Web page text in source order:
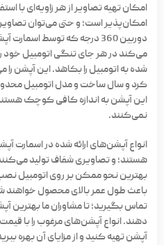
امکان‌پذیر است؛ و حتی می‌توان
دوربین 360 درجه که توسط
می‌کند در هر جای تنگی اتومبیل خود
شده به اتومبیل را بکاهد. این آپشن
کرد و سال ساخت و مدل اتومبیل
این آپشن به اندازه کافی کوچک
نمی‌کنند.
انواع آپشن‌های ارائه شده در اسمارت
هستند؛ و تصاویری شفاف تولید می‌کنند.
بهترین نحو ممکن بر روی اتومبیل
باعث طول عمر بالای محصول خواهند
تماس بگیرید؛ تا مشاوران ما بهترین
دهند. انواع آپشن‌های مرغوب را با
آپشن تهیه کنید و از مزایای آن بهره